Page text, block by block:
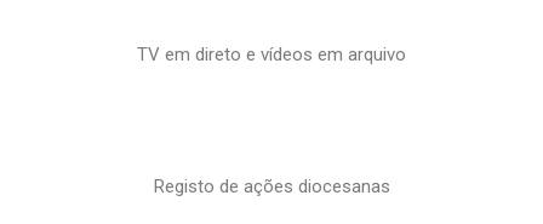
TV em direto e vídeos em arquivo
Registo de ações diocesanas